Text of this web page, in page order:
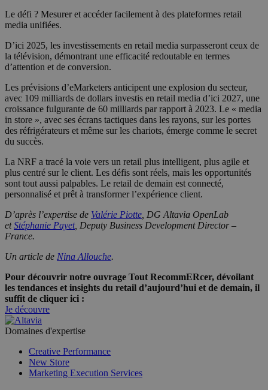
Le défi ? Mesurer et accéder facilement à des plateformes retail
media unifiées.
D’ici 2025, les investissements en retail media surpasseront ceux de
la télévision, démontrant une efficacité redoutable en termes
d’attention et de conversion.
Les prévisions d’eMarketers anticipent une explosion du secteur,
avec 109 milliards de dollars investis en retail media d’ici 2027, une
croissance fulgurante de 60 milliards par rapport à 2023. Le « media
in store », avec ses écrans tactiques dans les rayons, sur les portes
des réfrigérateurs et même sur les chariots, émerge comme le secret
du succès.
La NRF a tracé la voie vers un retail plus intelligent, plus agile et
plus centré sur le client. Les défis sont réels, mais les opportunités
sont tout aussi palpables. Le retail de demain est connecté,
personnalisé et prêt à transformer l’expérience client.
D’après l’expertise de Valérie Piotte , DG Altavia OpenLab
etStéphanie Payet, Deputy Business Development Director –
France.
Un article de Nina Allouche.
Pour découvrir notre ouvrage Tout RecommERcer, dévoilant
les tendances et insights du retail d’aujourd’hui et de demain, il
suffit de cliquer ici :
Je découvre
Domaines d'expertise
Creative Performance
New Store
Marketing Execution Services